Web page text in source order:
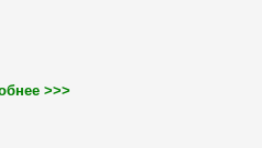
>>>